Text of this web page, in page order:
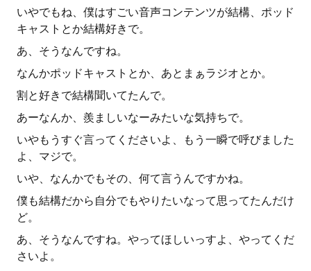
いやでもね、僕はすごい音声コンテンツが結構、ポッド
キャストとか結構好きで。
あ、そうなんですね。
なんかポッドキャストとか、あとまぁラジオとか。
割と好きで結構聞いてたんで。
あーなんか、羨ましいなーみたいな気持ちで。
いやもうすぐ言ってくださいよ、もう一瞬で呼びました
よ、マジで。
いや、なんかでもその、何て言うんですかね。
僕も結構だから自分でもやりたいなって思ってたんだけ
ど。
あ、そうなんですね。やってほしいっすよ、やってくだ
さいよ。